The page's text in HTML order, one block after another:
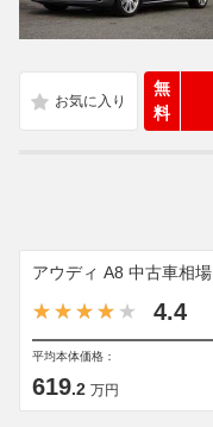
無
料
アウディ A8 中古車相場
4.4
平均本体価格：
619.2 万円